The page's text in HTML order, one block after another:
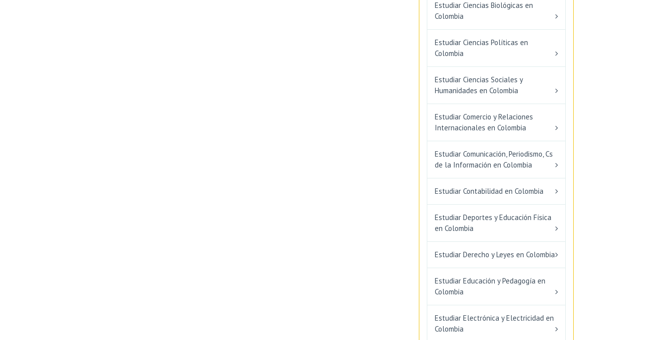
Estudiar Ciencias Biológicas en
Colombia
Estudiar Ciencias Políticas en
Colombia
Estudiar Ciencias Sociales y
Humanidades en Colombia
Estudiar Comercio y Relaciones
Internacionales en Colombia
Estudiar Comunicación, Periodismo, Cs
de la Información en Colombia
Estudiar Contabilidad en Colombia
Estudiar Deportes y Educación Física
en Colombia
Estudiar Derecho y Leyes en Colombia
Estudiar Educación y Pedagogía en
Colombia
Estudiar Electrónica y Electricidad en
Colombia